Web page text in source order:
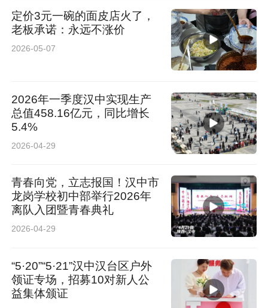
定价3元一碗的面皮店火了，
老板承诺：永远不涨价
2026-05-07
2026年一季度汉中实现生产
总值458.16亿元，同比增长
5.4%
2026-04-29
青春向党，立志报国！汉中市
龙岗学校初中部举行2026年
离队入团暨青春典礼
2026-04-29
“5·20”“5·21”汉中汉台区户外
领证专场，招募10对新人公
益集体颁证